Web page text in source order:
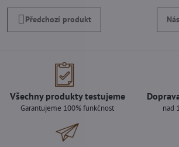
Předchozí produkt
Všechny produkty testujeme
Garantujeme 100% funkčnost nad